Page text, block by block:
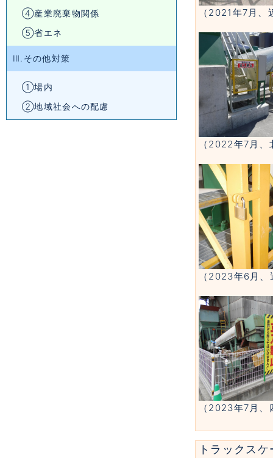
④産業廃棄物関係
⑤省エネ
Ⅲ.その他対策
①場内
②地域社会への配慮
（2021年7月、
（2022年7月、
（2023年6月、
（2023年7月、
トラックスケ